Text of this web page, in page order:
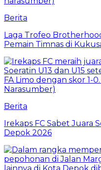
Berita
Laga Trofeo
Pemain Timnas di
Berita
Irekaps FC Sabet Juara
Depok 2026